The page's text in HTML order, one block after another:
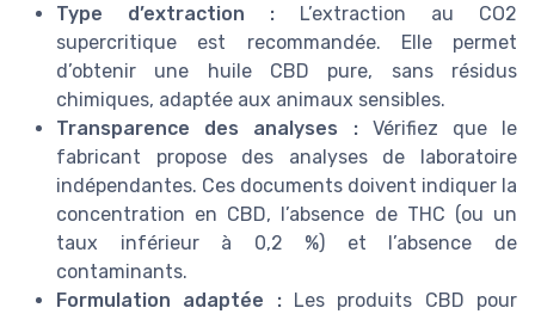
Type d’extraction : L’extraction au CO2
supercritique est recommandée. Elle permet
d’obtenir une huile CBD pure, sans résidus
chimiques, adaptée aux animaux sensibles.
Transparence des analyses :Vérifiez que le
fabricant propose des analyses de laboratoire
indépendantes. Ces documents doivent indiquer la
concentration en CBD, l’absence de THC (ou un
taux inférieur à 0,2 %) et l’absence de
contaminants.
Formulation adaptée :Les produits CBD pour